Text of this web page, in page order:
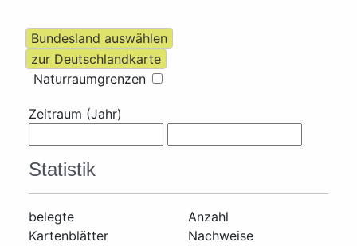
Naturraumgrenzen
Zeitraum (Jahr)
Statistik
belegte
Kartenblätter
Anzahl
Nachweise